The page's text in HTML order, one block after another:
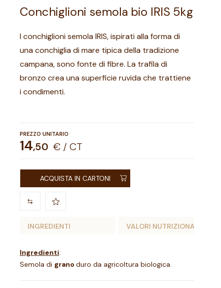
Conchiglioni semola bio IRIS 5kg
I conchiglioni semola IRIS, ispirati alla forma di
una conchiglia di mare tipica della tradizione
campana, sono fonte di fibre. La trafila di
bronzo crea una superficie ruvida che trattiene
i condimenti.
PREZZO UNITARIO
14,50 € / CT
ACQUISTA IN CARTONI
INGREDIENTI VALORI NUTRIZIONALI
Ingredienti:
Semola di grano duro da agricoltura biologica.